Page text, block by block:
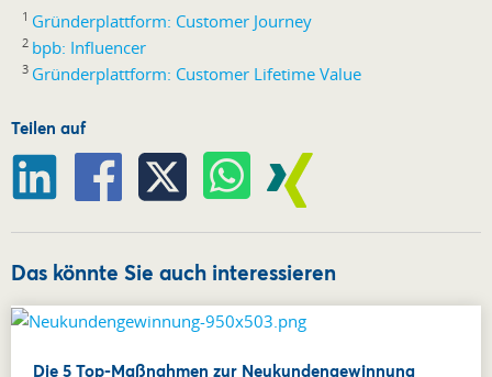
1 Gründerplattform: Customer Journey
2 bpb: Influencer
3 Gründerplattform: Customer Lifetime Value
Teilen auf
Das könnte Sie auch interessieren
Die 5 Top-Maßnahmen zur Neukundengewinnung